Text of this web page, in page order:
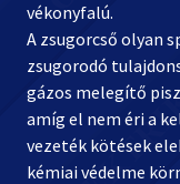
vékonyfalú.
A zsugorcső olyan
zsugorodó
gázos melegítő
amíg el nem éri a
vezeték kötések
kémiai védelme